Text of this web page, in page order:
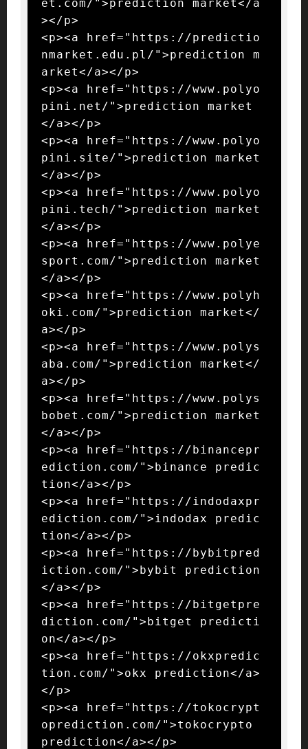
et.com/">prediction market</a
></p>
<p><a href="https://predictio
nmarket.edu.pl/">prediction m
arket</a></p>
<p><a href="https://www.polyo
pini.net/">prediction market
</a></p>
<p><a href="https://www.polyo
pini.site/">prediction market
</a></p>
<p><a href="https://www.polyo
pini.tech/">prediction market
</a></p>
<p><a href="https://www.polye
sport.com/">prediction market
</a></p>
<p><a href="https://www.polyh
oki.com/">prediction market</
a></p>
<p><a href="https://www.polys
aba.com/">prediction market</
a></p>
<p><a href="https://www.polys
bobet.com/">prediction market
</a></p>
<p><a href="https://binancepr
ediction.com/">binance predic
tion</a></p>
<p><a href="https://indodaxpr
ediction.com/">indodax predic
tion</a></p>
<p><a href="https://bybitpred
iction.com/">bybit prediction
</a></p>
<p><a href="https://bitgetpre
diction.com/">bitget predicti
on</a></p>
<p><a href="https://okxpredic
tion.com/">okx prediction</a>
</p>
<p><a href="https://tokocrypt
oprediction.com/">tokocrypto
prediction</a></p>